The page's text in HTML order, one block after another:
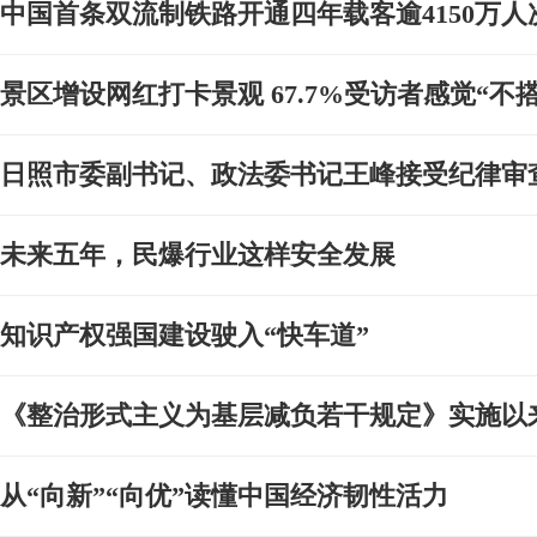
中国首条双流制铁路开通四年载客逾4150万人
景区增设网红打卡景观 67.7%受访者感觉“不
日照市委副书记、政法委书记王峰接受纪律
未来五年，民爆行业这样安全发展
知识产权强国建设驶入“快车道”
《整治形式主义为基层减负若干规定》实施
从“向新”“向优”读懂中国经济韧性活力